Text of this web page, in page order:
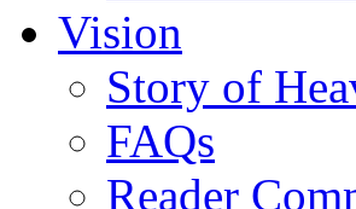
Vision
Story of
FAQs
Reader